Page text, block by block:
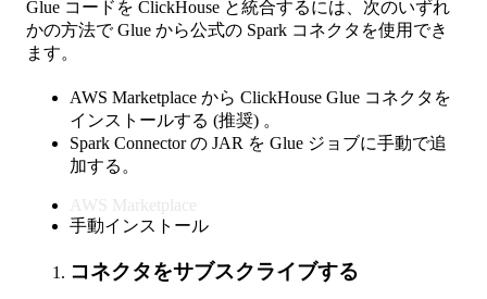
Glue コードを ClickHouse と統合するには、次のいずれ
かの方法で Glue から公式の Spark コネクタを使用でき
ます。
AWS Marketplace から ClickHouse Glue コネクタを
インストールする (推奨) 。
Spark Connector の JAR を Glue ジョブに手動で追
加する。
AWS Marketplace
手動インストール
コネクタをサブスクライブする